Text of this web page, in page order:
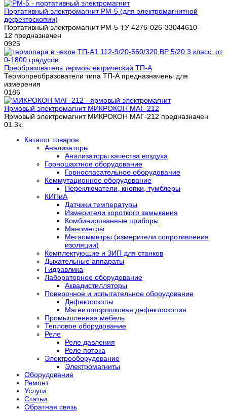
Портативный электромагнит PM-5 (для электромагнитной
дефектоскопии)
Портативный электромагнит РМ-5 ТУ 4276-026-33044610-
12 предназначен
0925
Преобразователь термоэлектрический ТП-А
Термопреобразователи типа ТП-А предназначены для
измерения
0186
Ярмовый электромагнит МИКРОКОН МАГ-212
Ярмовый электромагнит МИКРОКОН МАГ-212 предназначен
01.3к.
Каталог товаров
Анализаторы
Анализаторы качества воздуха
Горношахтное оборудование
Горноспасательное оборудование
Коммутационное оборудование
Переключатели, кнопки, тумблеры
КИПиА
Датчики температуры
Измерители короткого замыкания
Комбинированные приборы
Манометры
Мегаомметры (измерители сопротивления
изоляции)
Комплектующие и ЗИП для станков
Дыхательные аппараты
Гидравлика
Лабораторное оборудование
Аквадистилляторы
Поверочное и испытательное оборудование
Дефектоскопы
Магнитопорошковая дефектоскопия
Промышленная мебель
Тепловое оборудование
Реле
Реле давления
Реле потока
Электрооборудование
Электромагниты
Оборудование
Ремонт
Услуги
Статьи
Обратная связь